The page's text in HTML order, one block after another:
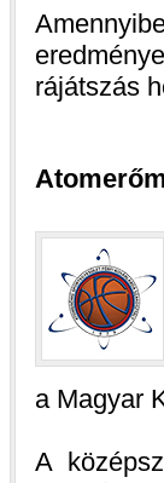
rájátszás
a Magyar
A